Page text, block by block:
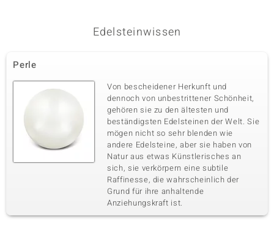
Edelsteinwissen
Perle
Von bescheidener Herkunft und
dennoch von unbestrittener Schönheit,
gehören sie zu den ältesten und
beständigsten Edelsteinen der Welt. Sie
mögen nicht so sehr blenden wie
andere Edelsteine, aber sie haben von
Natur aus etwas Künstlerisches an
sich, sie verkörpern eine subtile
Raffinesse, die wahrscheinlich der
Grund für ihre anhaltende
Anziehungskraft ist.